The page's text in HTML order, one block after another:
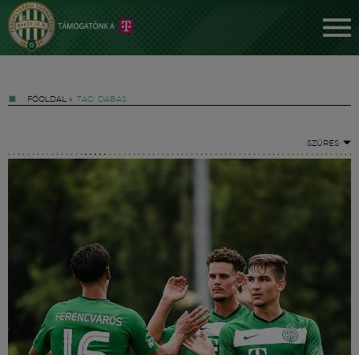
FŐOLDAL » TAG: DABAS
SZŰRÉS
FM YouTube +
Hírek